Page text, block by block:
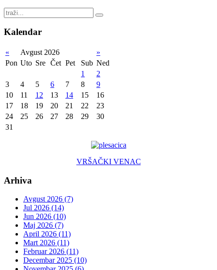
Kalendar
« Avgust 2026
»
Pon Uto Sre Čet Pet Sub Ned
1
2
3
4 5 6 7 8
9
10
11 12 13 14 15
16
17
18 19 20 21 22
23
24
25 26 27 28 29
30
31
VRŠAČKI VENAC
Arhiva
Avgust 2026 (7)
Jul 2026 (14)
Jun 2026 (10)
Maj 2026 (7)
April 2026 (11)
Mart 2026 (11)
Februar 2026 (11)
Decembar 2025 (10)